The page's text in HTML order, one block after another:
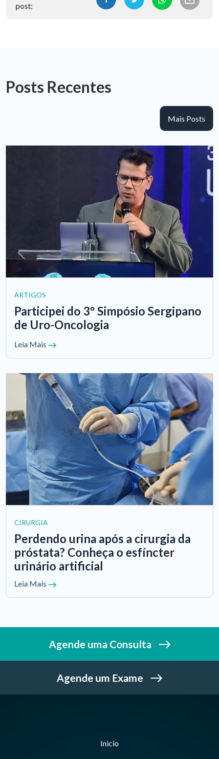
post:
Posts Recentes
Mais Posts
ARTIGOS
Participei do 3º Simpósio Sergipano
de Uro-Oncologia
Leia Mais
CIRURGIA
Perdendo urina após a cirurgia da
próstata? Conheça o esfíncter
urinário artificial
Leia Mais
Agende uma Consulta
Agende um Exame
Inicio